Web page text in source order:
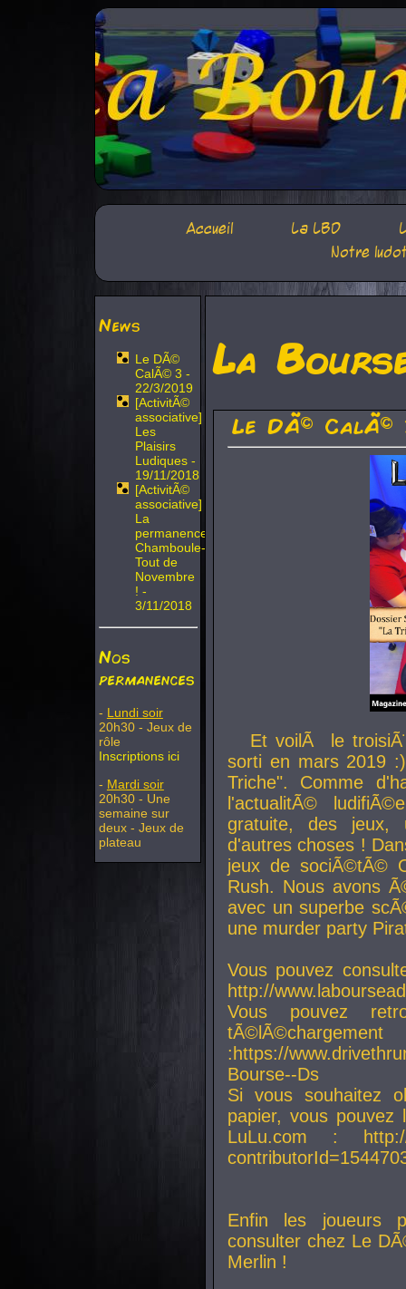
Accueil La LBD
Notre
News
Le DÃ©
CalÃ© 3 -
22/3/2019
[ActivitÃ©
associative]
Les
Plaisirs
Ludiques -
19/11/2018
[ActivitÃ©
associative]
La
permanence
Chamboule-
Tout de
Novembre
! -
3/11/2018
Nos
permanences
- Lundi soir
20h30 - Jeux de
rôle
Inscriptions ici
- Mardi soir
20h30 - Une
semaine sur
deux - Jeux de
plateau
La
Le DÃ© CalÃ©
Et voilÃ le
sorti en mars 2019
Triche". Comme
l'actualitÃ©
gratuite, des jeux,
d'autres choses !
jeux de sociÃ©tÃ©
Rush. Nous avons
avec un superbe
une murder party
Vous pouvez
http://
Vous pouvez
:https://
Bourse--Ds
Si vous souhaitez
papier, vous
LuLu.com : http://
Enfin les joueurs
consulter chez Le
Merlin !